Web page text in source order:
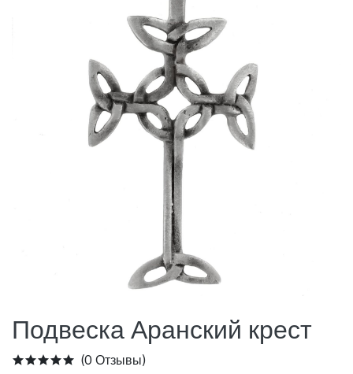
Подвеска Аранский крест
(0 Отзывы)